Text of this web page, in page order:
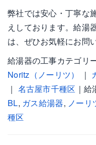
弊社では安心・丁寧な
えしております。給湯
は、ぜひお気軽にお問
給湯器の工事カテゴリ
Noritz（ノーリツ）
｜
｜ 名古屋市千種区 ｜
BL, ガス給湯器, ノーリ
種区